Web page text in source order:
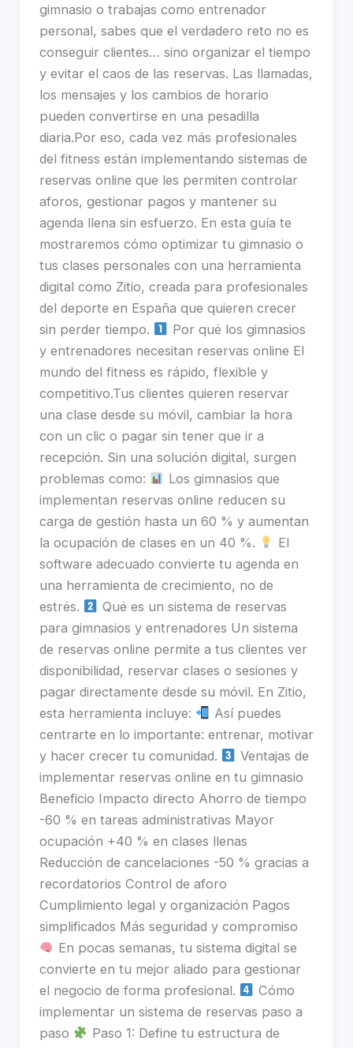
gimnasio o trabajas como entrenador
personal, sabes que el verdadero reto no es
conseguir clientes… sino organizar el tiempo
y evitar el caos de las reservas. Las llamadas,
los mensajes y los cambios de horario
pueden convertirse en una pesadilla
diaria.Por eso, cada vez más profesionales
del fitness están implementando sistemas de
reservas online que les permiten controlar
aforos, gestionar pagos y mantener su
agenda llena sin esfuerzo. En esta guía te
mostraremos cómo optimizar tu gimnasio o
tus clases personales con una herramienta
digital como Zitio, creada para profesionales
del deporte en España que quieren crecer
sin perder tiempo.
Por qué los gimnasios
y entrenadores necesitan reservas online El
mundo del fitness es rápido, flexible y
competitivo.Tus clientes quieren reservar
una clase desde su móvil, cambiar la hora
con un clic o pagar sin tener que ir a
recepción. Sin una solución digital, surgen
problemas como:
Los gimnasios que
implementan reservas online reducen su
carga de gestión hasta un 60 % y aumentan
la ocupación de clases en un 40 %.
El
software adecuado convierte tu agenda en
una herramienta de crecimiento, no de
estrés.
Qué es un sistema de reservas
para gimnasios y entrenadores Un sistema
de reservas online permite a tus clientes ver
disponibilidad, reservar clases o sesiones y
pagar directamente desde su móvil. En Zitio,
esta herramienta incluye:
Así puedes
centrarte en lo importante: entrenar, motivar
y hacer crecer tu comunidad.
Ventajas de
implementar reservas online en tu gimnasio
Beneficio Impacto directo Ahorro de tiempo
-60 % en tareas administrativas Mayor
ocupación +40 % en clases llenas
Reducción de cancelaciones -50 % gracias a
recordatorios Control de aforo
Cumplimiento legal y organización Pagos
simplificados Más seguridad y compromiso
En pocas semanas, tu sistema digital se
convierte en tu mejor aliado para gestionar
el negocio de forma profesional.
Cómo
implementar un sistema de reservas paso a
paso
Paso 1: Define tu estructura de